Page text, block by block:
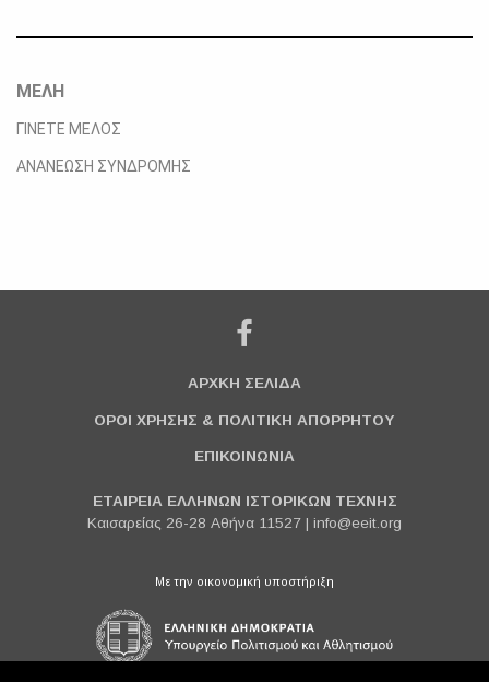
ΜΕΛΗ
ΓΙΝΕΤΕ ΜΕΛΟΣ
ΑΝΑΝΕΩΣΗ ΣΥΝΔΡΟΜΗΣ
ΑΡΧΚΗ ΣΕΛΙΔΑ
ΟΡΟΙ ΧΡΗΣΗΣ & ΠΟΛΙΤΙΚΗ ΑΠΟΡΡΗΤΟΥ
ΕΠΙΚΟΙΝΩΝΙΑ
ΕΤΑΙΡΕΙΑ ΕΛΛΗΝΩΝ ΙΣΤΟΡΙΚΩΝ ΤΕΧΝΗΣ
Καισαρείας 26-28 Αθήνα 11527 | info@eeit.org
Με την οικονομική υποστήριξη